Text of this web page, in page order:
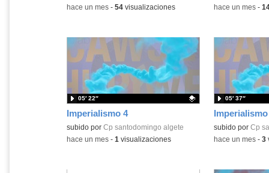
-hace un mes- 54visualizaciones -hace un mes-
Imperialismo 4
Contenido educativo.
subido por Cp santodomingo algete
05′ 22″
-hace un mes- 1 visualizaciones
Imperialismo
Contenido
subido por Cp
05′ 37″
-hace un mes- 3